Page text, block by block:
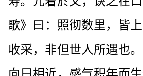
歌》曰：照彻数里，皆
收采，非但世人所遇也。